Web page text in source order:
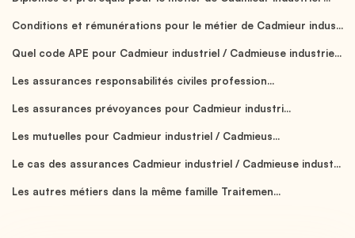
Conditions et rémunérations pour le métier de Cadmieur indus...
Quel code APE pour Cadmieur industriel / Cadmieuse industrie...
Les assurances responsabilités civiles profession...
Les assurances prévoyances pour Cadmieur industri...
Les mutuelles pour Cadmieur industriel / Cadmieus...
Le cas des assurances Cadmieur industriel / Cadmieuse indust...
Les autres métiers dans la même famille Traitemen...